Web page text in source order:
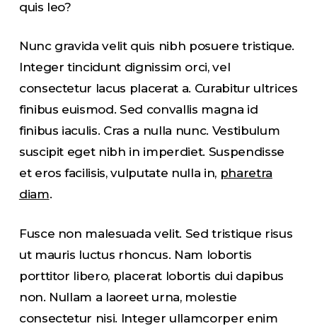
quis leo?
Nunc gravida velit quis nibh posuere tristique.
Integer tincidunt dignissim orci, vel
consectetur lacus placerat a. Curabitur ultrices
finibus euismod. Sed convallis magna id
finibus iaculis. Cras a nulla nunc. Vestibulum
suscipit eget nibh in imperdiet. Suspendisse
et eros facilisis, vulputate nulla in, pharetra
diam.
Fusce non malesuada velit. Sed tristique risus
ut mauris luctus rhoncus. Nam lobortis
porttitor libero, placerat lobortis dui dapibus
non. Nullam a laoreet urna, molestie
consectetur nisi. Integer ullamcorper enim